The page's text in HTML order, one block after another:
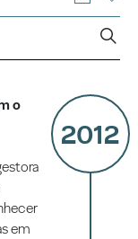
2012
o
em